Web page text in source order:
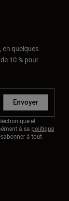
en quelques
10 % pour
Envoyer
et
à sa politique
à tout